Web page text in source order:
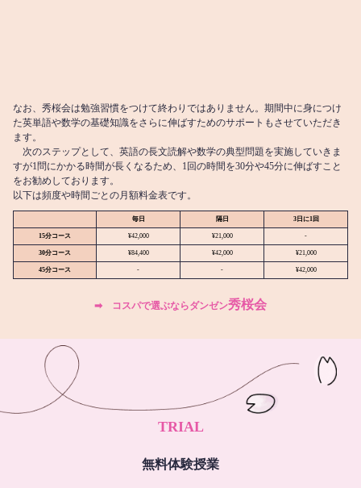
なお、秀桜会は勉強習慣をつけて終わりではありません。期間中に身につけ
た英単語や数学の基礎知識をさらに伸ばすためのサポートもさせていただき
ます。
次のステップとして、英語の長文読解や数学の典型問題を実施していきま
すが1問にかかる時間が長くなるため、1回の時間を30分や45分に伸ばすこと
をお勧めしております。
以下は頻度や時間ごとの月額料金表です。
毎日 隔日 3日に1回
15分コース ¥42,000 ¥21,000 -
30分コース ¥84,400 ¥42,000 ¥21,000
45分コース - - ¥42,000
➡︎ コスパで選ぶならダンゼン秀桜会
TRIAL
無料体験授業